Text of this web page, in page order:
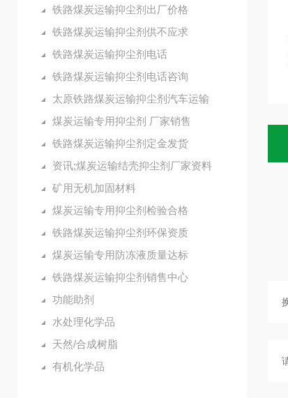
铁路煤炭运输抑尘剂出厂价格
铁路煤炭运输抑尘剂供不应求
铁路煤炭运输抑尘剂电话
铁路煤炭运输抑尘剂电话咨询
太原铁路煤炭运输抑尘剂汽车运输
煤炭运输专用抑尘剂 厂家销售
铁路煤炭运输抑尘剂定金发货
资讯;煤炭运输结壳抑尘剂厂家资料
矿用无机加固材料
煤炭运输专用抑尘剂检验合格
铁路煤炭运输抑尘剂环保资质
煤炭运输专用防冻液质量达标
铁路煤炭运输抑尘剂销售中心
功能助剂
水处理化学品
天然/合成树脂
有机化学品